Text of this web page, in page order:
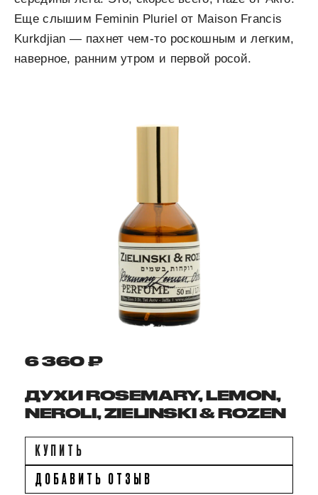
Еще слышим Feminin Pluriel от Maison Francis
Kurkdjian — пахнет чем-то роскошным и легким,
наверное, ранним утром и первой росой.
6 360 ₽
ДУХИ ROSEMARY, LEMON,
NEROLI, ZIELINSKI & ROZEN
КУПИТЬ
ДОБАВИТЬ ОТЗЫВ